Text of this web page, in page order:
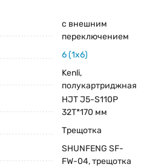
с внешним
переключением
6 (1x6)
Kenli,
полукартриджная
HJT J5-S110P
32T*170 мм
Трещотка
SHUNFENG SF-
FW-04, трещотка